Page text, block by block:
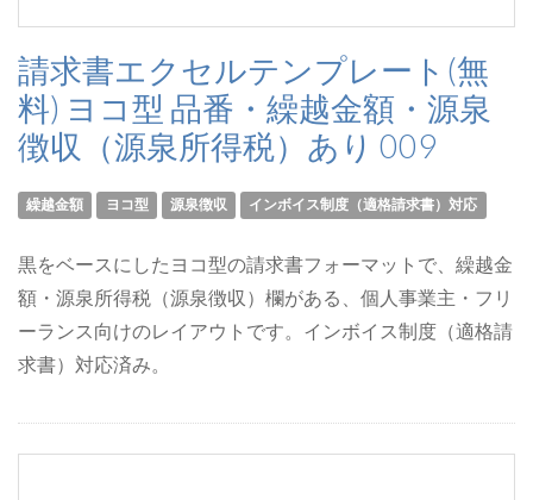
請求書エクセルテンプレート(無
料) ヨコ型 品番・繰越金額・源泉
徴収（源泉所得税）あり 009
繰越金額 ヨコ型 源泉徴収 インボイス制度（適格請求書）対応
黒をベースにしたヨコ型の請求書フォーマットで、繰越金
額・源泉所得税（源泉徴収）欄がある、個人事業主・フリ
ーランス向けのレイアウトです。インボイス制度（適格請
求書）対応済み。